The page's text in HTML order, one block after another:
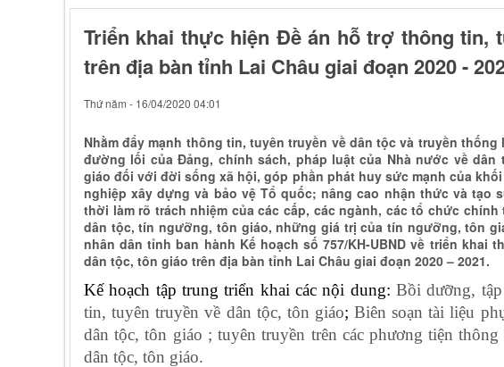
Triển khai thực hiện Đề án hỗ trợ thông tin,
trên địa bàn tỉnh Lai Châu giai đoạn 2020 -
Thứ năm - 16/04/2020 04:01
Nhằm đẩy mạnh thông tin, tuyên truyền về dân tộc và truyền
đường lối của Đảng, chính sách, pháp luật của Nhà nước về
giáo đối với đời sống xã hội, góp phần phát huy sức mạnh của
nghiệp xây dựng và bảo vệ Tổ quốc; nâng cao nhận thức và tạo
thời làm rõ trách nhiệm của các cấp, các ngành, các tổ chức
dân tộc, tín ngưỡng, tôn giáo, những giá trị của tín ngưỡng, tôn
nhân dân tỉnh ban hành Kế hoạch số 757/KH-UBND về triển
dân tộc, tôn giáo trên địa bàn tỉnh Lai Châu giai đoạn 2020 – 2021.
Kế hoạch tập trung triển khai các nội dung:Bồi dưỡng,
tin, tuyên truyền về dân tộc, tôn giáo;Biên soạn tài liệu
dân tộc, tôn giáo ; tuyên truyền trên các phương tiện
dân tộc, tôn giáo.